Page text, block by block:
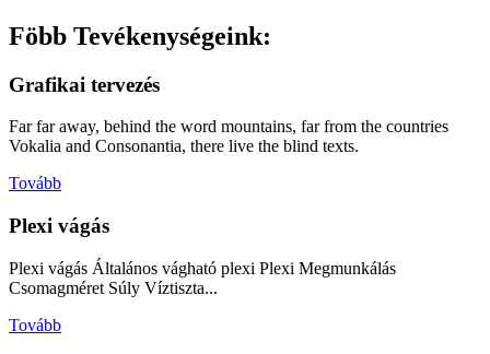
Föbb Tevékenységeink:
Grafikai tervezés
Far far away, behind the word mountains, far from the countries
Vokalia and Consonantia, there live the blind texts.
Tovább
Plexi vágás
Plexi vágás Általános vágható plexi Plexi Megmunkálás
Csomagméret Súly Víztiszta...
Tovább